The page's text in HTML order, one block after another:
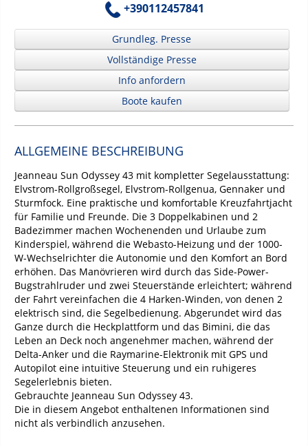
+390112457841
Grundleg. Presse
Vollständige Presse
Info anfordern
Boote kaufen
ALLGEMEINE BESCHREIBUNG
Jeanneau Sun Odyssey 43 mit kompletter Segelausstattung:
Elvstrom-Rollgroßsegel, Elvstrom-Rollgenua, Gennaker und
Sturmfock. Eine praktische und komfortable Kreuzfahrtjacht
für Familie und Freunde. Die 3 Doppelkabinen und 2
Badezimmer machen Wochenenden und Urlaube zum
Kinderspiel, während die Webasto-Heizung und der 1000-
W-Wechselrichter die Autonomie und den Komfort an Bord
erhöhen. Das Manövrieren wird durch das Side-Power-
Bugstrahlruder und zwei Steuerstände erleichtert; während
der Fahrt vereinfachen die 4 Harken-Winden, von denen 2
elektrisch sind, die Segelbedienung. Abgerundet wird das
Ganze durch die Heckplattform und das Bimini, die das
Leben an Deck noch angenehmer machen, während der
Delta-Anker und die Raymarine-Elektronik mit GPS und
Autopilot eine intuitive Steuerung und ein ruhigeres
Segelerlebnis bieten.
Gebrauchte Jeanneau Sun Odyssey 43.
Die in diesem Angebot enthaltenen Informationen sind
nicht als verbindlich anzusehen.